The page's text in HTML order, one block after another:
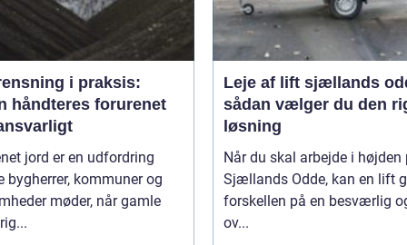
i praksis:
håndteres forurenet
jord er en udfordring
bygherrer, kommuner og
møder, når gamle
Leje af lift sjællands
sådan vælger du den
løsning
Når du skal arbejde i højden
Sjællands Odde, kan en lift
forskellen på en besværlig
ov...